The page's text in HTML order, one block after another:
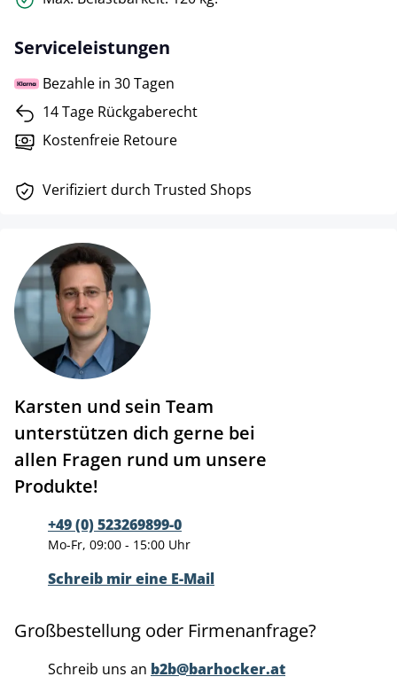
Serviceleistungen
Bezahle in 30 Tagen
14 Tage Rückgaberecht
Kostenfreie Retoure
Verifiziert durch Trusted Shops
Karsten und sein Team
unterstützen dich gerne bei
allen Fragen rund um unsere
Produkte!
+49 (0) 523269899-0
Mo-Fr, 09:00 - 15:00 Uhr
Schreib mir eine E-Mail
Großbestellung oder Firmenanfrage?
Schreib uns an b2b@barhocker.at